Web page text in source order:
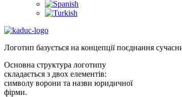
Логотип базується на концепції поєднання
Основна структура логотипу
складається з двох елементів:
символу ворони та назви юридичної
фірми.